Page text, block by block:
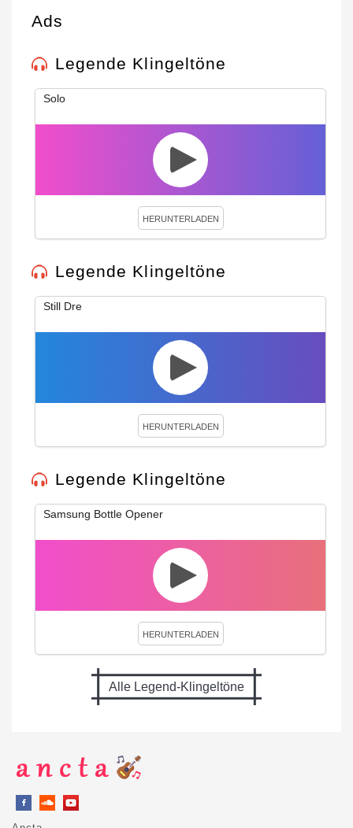
Ads
Legende Klingeltöne
Solo
HERUNTERLADEN
Legende Klingeltöne
Still Dre
HERUNTERLADEN
Legende Klingeltöne
Samsung Bottle Opener
HERUNTERLADEN
Alle Legend-Klingeltöne